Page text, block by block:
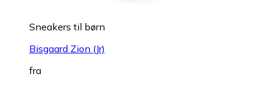
Sneakers til børn
Bisgaard Zion (Jr)
fra